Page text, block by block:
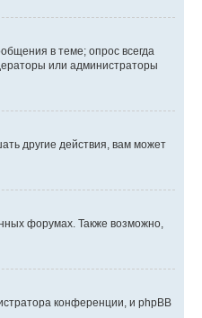
в теме; опрос всегда
или администраторы
другие действия, вам может
форумах. Также возможно,
конференции, и phpBB